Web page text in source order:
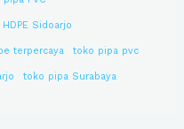
Sidoarjo
terpercaya toko pipa pvc
toko pipa Surabaya